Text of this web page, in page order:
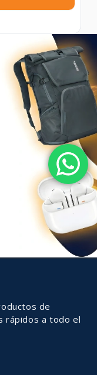
de
rápidos a todo el